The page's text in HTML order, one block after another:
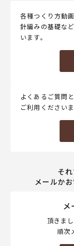
各種つくり方動
針編みの基礎な
います。
よくあるご質問
ご利用くださいま
そ
メールか
メ
頂きま
順次